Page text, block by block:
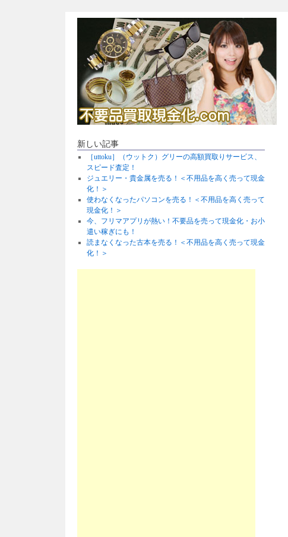
新しい記事
［uttoku］（ウットク）グリーの高額買取りサービス、
スピード査定！
ジュエリー・貴金属を売る！＜不用品を高く売って現金
化！＞
使わなくなったパソコンを売る！＜不用品を高く売って
現金化！＞
今、フリマアプリが熱い！不要品を売って現金化・お小
遣い稼ぎにも！
読まなくなった古本を売る！＜不用品を高く売って現金
化！＞